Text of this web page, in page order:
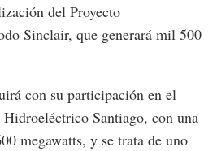
del Proyecto
Sinclair, que generará mil 500
con su participación en el
Santiago, con una
megawatts, y se trata de uno